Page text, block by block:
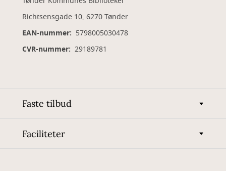
Richtsensgade 10, 6270 Tønder
EAN-nummer: 5798005030478
CVR-nummer: 29189781
Faste tilbud
Faciliteter